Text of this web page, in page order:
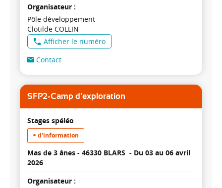
Organisateur :
Pôle développement
Clotilde COLLIN
Afficher le numéro
Contact
SFP2-Camp d'exploration
Stages spéléo
+ d'information
Mas de 3 ânes - 46330 BLARS - Du 03 au 06 avril
2026
Organisateur :